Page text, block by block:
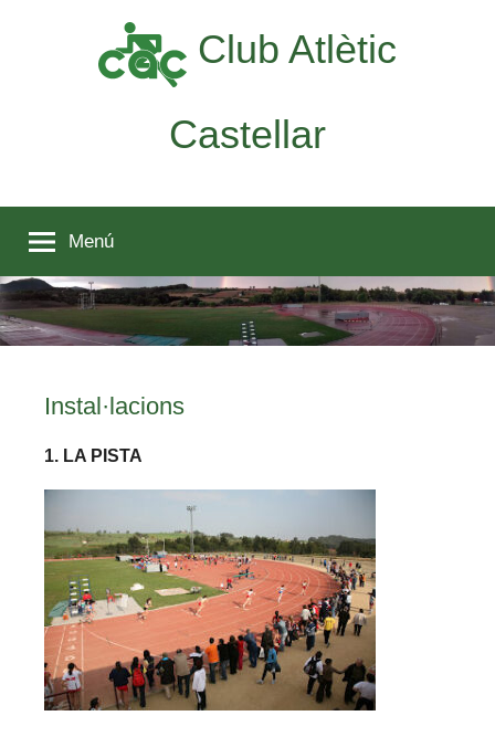
Club Atlètic
Castellar
Menú
Instal·lacions
1. LA PISTA